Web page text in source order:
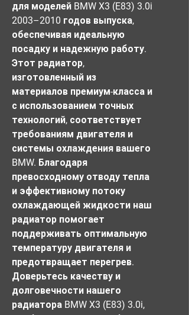
для моделей BMW X3 (E83) 3.0i
2003–2010 годов выпуска,
обеспечивая идеальную
посадку и надежную работу.
Этот радиатор,
изготовленный из
материалов премиум-класса и
с использованием точных
технологий, соответствует
требованиям двигателя и
системы охлаждения вашего
BMW. Благодаря
превосходному отводу тепла
и эффективному потоку
охлаждающей жидкости наш
радиатор помогает
поддерживать оптимальную
температуру двигателя и
предотвращает перегрев.
Доверьтесь качеству и
долговечности нашего
радиатора BMW X3 (E83) 3.0i,